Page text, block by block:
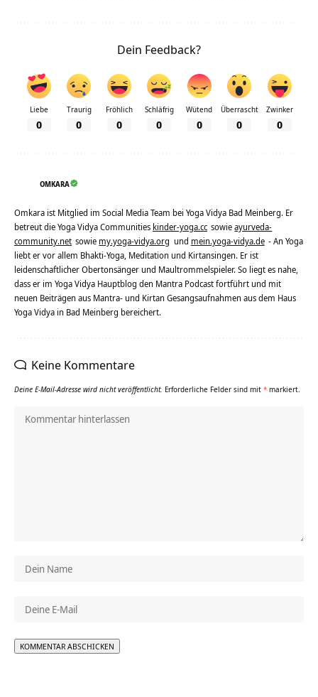
Dein Feedback?
Liebe
0
Traurig
0
Fröhlich
0
Schläfrig
0
Wütend
0
Überrascht
0
Zwinker
0
OMKARA
Omkara ist Mitglied im Social Media Team bei Yoga Vidya Bad Meinberg. Er
betreut die Yoga Vidya Communities kinder-yoga.cc sowieayurveda-
community.net sowie my.yoga-vidya.org und mein.yoga-vidya.de - An Yoga
liebt er vor allem Bhakti-Yoga, Meditation und Kirtansingen. Er ist
leidenschaftlicher Obertonsänger und Maultrommelspieler. So liegt es nahe,
dass er im Yoga Vidya Hauptblog den Mantra Podcast fortführt und mit
neuen Beiträgen aus Mantra- und Kirtan Gesangsaufnahmen aus dem Haus
Yoga Vidya in Bad Meinberg bereichert.
Keine Kommentare
Deine E-Mail-Adresse wird nicht veröffentlicht. Erforderliche Felder sind mit * markiert.